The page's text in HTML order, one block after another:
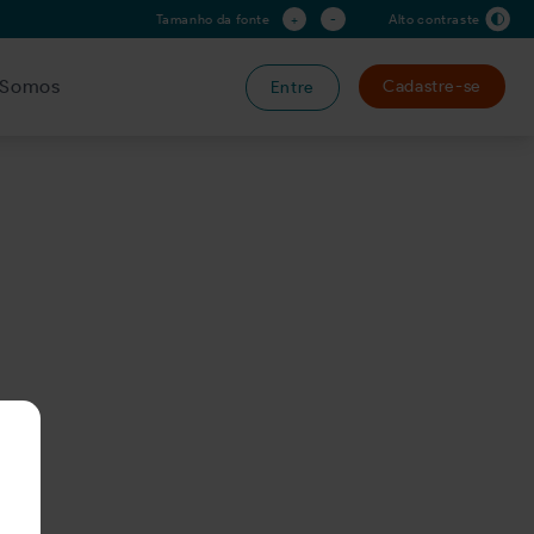
Tamanho da fonte + - Alto contraste
Entre Cadastre-se